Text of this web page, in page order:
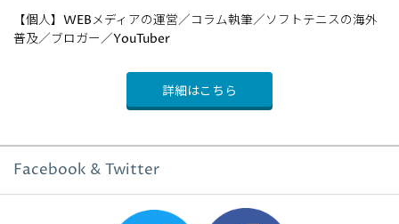
【個人】WEBメディアの運営／コラム執筆／ソフトテニスの海外
普及／ブロガー／YouTuber
詳細はこちら
Facebook & Twitter